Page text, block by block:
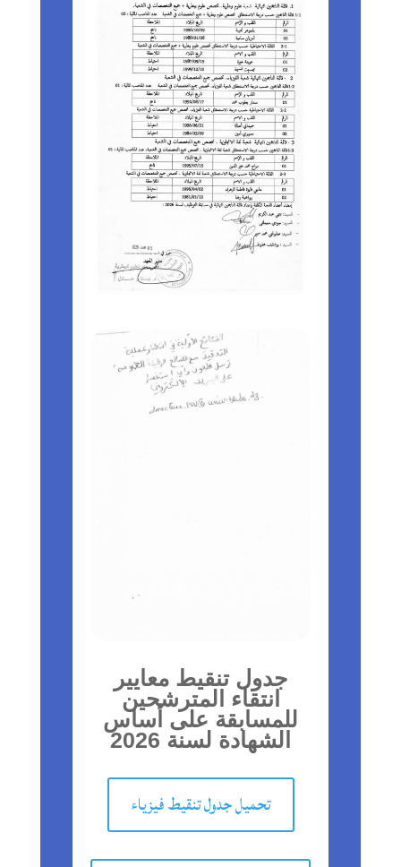
جدول تنقيط معايير
انتقاء المترشحين
للمسابقة على أساس
الشهادة لسنة 2026
تحميل جدول تنقيط فيزياء